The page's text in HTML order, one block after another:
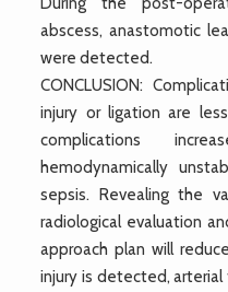
abscess, anastomotic
were detected.
CONCLUSION:
injury or ligation are
complications
hemodynamically
sepsis. Revealing the
radiological evaluation
approach plan will
injury is detected,